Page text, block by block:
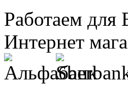
Работаем для
Интернет